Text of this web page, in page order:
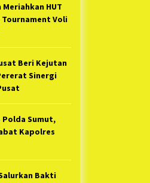
Kecamatan
STQ ke-VII
HUT
Voli
Beri Kejutan
Sinergi
Sumut,
Kapolres
Bakti